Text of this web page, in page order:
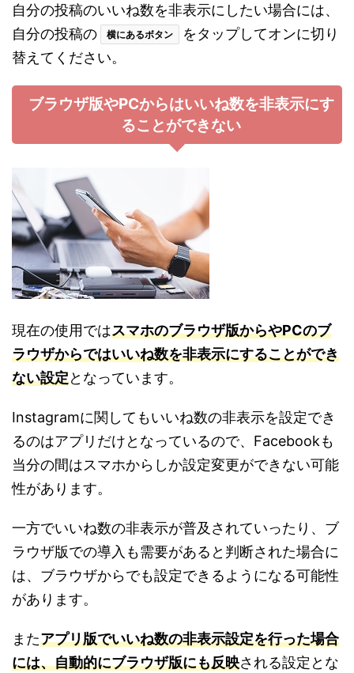
自分の投稿のいいね数を非表示にしたい場合には、
自分の投稿の
横にあるボタン
をタップしてオンに切り
替えてください。
ブラウザ版やPCからはいいね数を非表示にす
ることができない
現在の使用ではスマホのブラウザ版からやPCのブ
ラウザからではいいね数を非表示にすることができ
ない設定となっています。
Instagramに関してもいいね数の非表示を設定でき
るのはアプリだけとなっているので、Facebookも
当分の間はスマホからしか設定変更ができない可能
性があります。
一方でいいね数の非表示が普及されていったり、ブ
ラウザ版での導入も需要があると判断された場合に
は、ブラウザからでも設定できるようになる可能性
があります。
またアプリ版でいいね数の非表示設定を行った場合
には、自動的にブラウザ版にも反映される設定とな